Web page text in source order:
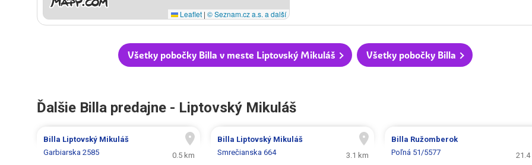
Leaflet | © Seznam.cz a.s. a další
Všetky pobočky Billa v meste Liptovský Mikuláš Všetky pobočky Billa
Ďalšie Billa predajne - Liptovský Mikuláš
Billa Liptovský Mikuláš
Garbiarska 2585
0.5 km
Billa Liptovský Mikuláš
Smrečianska 664
3.1 km
Billa Ružomberok
Poľná 51/5577
21.4